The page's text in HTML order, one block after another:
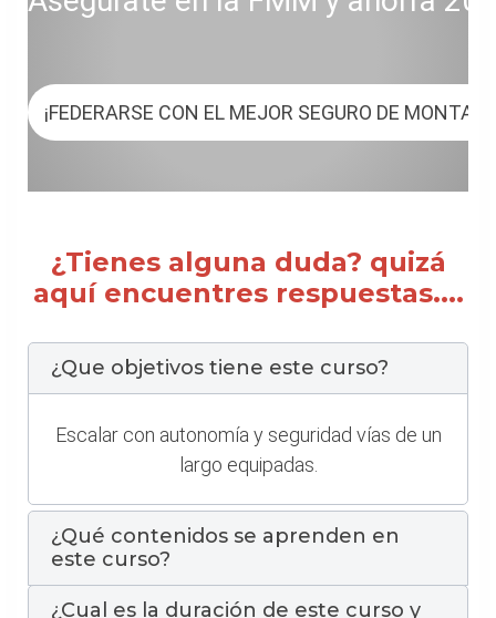
¡FEDERARSE CON EL MEJOR SEGURO DE
¿Tienes alguna duda? quizá
aquí encuentres respuestas....
¿Que objetivos tiene este curso?
Escalar con autonomía y seguridad vías de un
largo equipadas.
¿Qué contenidos se aprenden en
este curso?
¿Cual es la duración de este curso y